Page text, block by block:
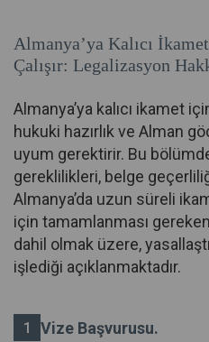
Almanya’ya Kalıcı
Çalışır: Legalizasyon
Almanya’ya kalıcı ikamet
hukuki hazırlık ve Alman
uyum gerektirir. Bu
gereklilikleri, belge
Almanya’da uzun süreli
için tamamlanması
dahil olmak üzere,
işlediği açıklanmaktadır.
Vize Başvurusu.